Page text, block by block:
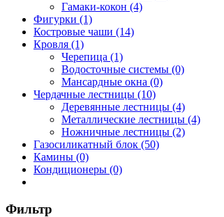
Гамаки-кокон (4)
Фигурки (1)
Костровые чаши (14)
Кровля (1)
Черепица (1)
Водосточные системы (0)
Мансардные окна (0)
Чердачные лестницы (10)
Деревянные лестницы (4)
Металлические лестницы (4)
Ножничные лестницы (2)
Газосиликатный блок (50)
Камины (0)
Кондиционеры (0)
Фильтр